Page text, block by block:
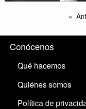
Conócenos
Qué hacemos
Quiénes somos
Política de